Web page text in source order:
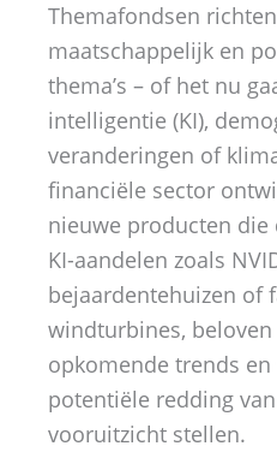
Themafondsen
maatschappelijk en
thema’s – of het nu
intelligentie (KI),
veranderingen of
financiële sector
nieuwe producten
KI-aandelen zoals
bejaardentehuizen of
windturbines,
opkomende trends en
potentiële redding
vooruitzicht stellen.